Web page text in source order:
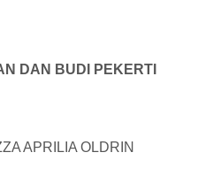
DAN BUDI PEKERTI
OLDRIN